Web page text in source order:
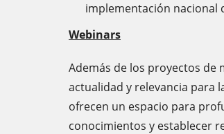
implementación nacional
Webinars
Además de los proyectos de
actualidad y relevancia para
ofrecen un espacio para
conocimientos y establecer